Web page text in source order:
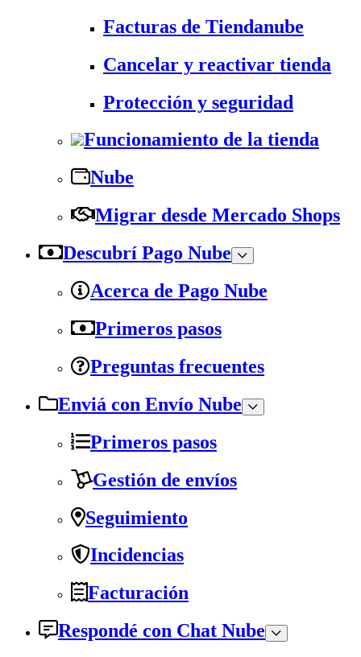
Facturas de Tiendanube
Cancelar y reactivar tienda
Protección y seguridad
Funcionamiento de la tienda
Nube
Migrar desde Mercado Shops
Descubrí Pago Nube
Acerca de Pago Nube
Primeros pasos
Preguntas frecuentes
Enviá con Envío Nube
Primeros pasos
Gestión de envíos
Seguimiento
Incidencias
Facturación
Respondé con Chat Nube